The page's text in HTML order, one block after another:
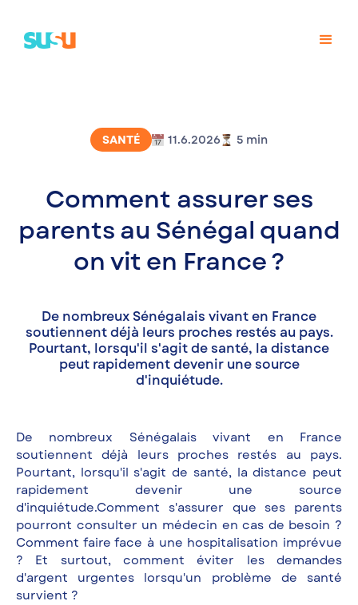
SANTÉ 11.6.2026 5 min
Comment assurer ses
parents au Sénégal quand
on vit en France ?
De nombreux Sénégalais vivant en France
soutiennent déjà leurs proches restés au pays.
Pourtant, lorsqu'il s'agit de santé, la distance
peut rapidement devenir une source
d'inquiétude.
De nombreux Sénégalais vivant en France
soutiennent déjà leurs proches restés au pays.
Pourtant, lorsqu'il s'agit de santé, la distance peut
rapidement devenir une source
d'inquiétude.Comment s'assurer que ses parents
pourront consulter un médecin en cas de besoin ?
Comment faire face à une hospitalisation imprévue
? Et surtout, comment éviter les demandes
d'argent urgentes lorsqu'un problème de santé
survient ?